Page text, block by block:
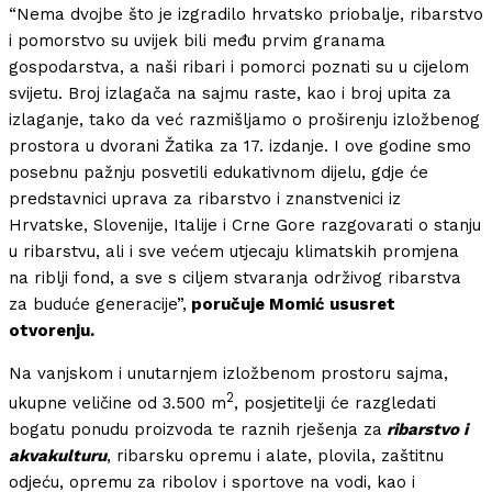
“Nema dvojbe što je izgradilo hrvatsko priobalje, ribarstvo
i pomorstvo su uvijek bili među prvim granama
gospodarstva, a naši ribari i pomorci poznati su u cijelom
svijetu. Broj izlagača na sajmu raste, kao i broj upita za
izlaganje, tako da već razmišljamo o proširenju izložbenog
prostora u dvorani Žatika za 17. izdanje. I ove godine smo
posebnu pažnju posvetili edukativnom dijelu, gdje će
predstavnici uprava za ribarstvo i znanstvenici iz
Hrvatske, Slovenije, Italije i Crne Gore razgovarati o stanju
u ribarstvu, ali i sve većem utjecaju klimatskih promjena
na riblji fond, a sve s ciljem stvaranja održivog ribarstva
za buduće generacije”, poručuje Momić ususret
otvorenju.
Na vanjskom i unutarnjem izložbenom prostoru sajma,
ukupne veličine od 3.500 m2, posjetitelji će razgledati
bogatu ponudu proizvoda te raznih rješenja za ribarstvo i
akvakulturu, ribarsku opremu i alate, plovila, zaštitnu
odjeću, opremu za ribolov i sportove na vodi, kao i